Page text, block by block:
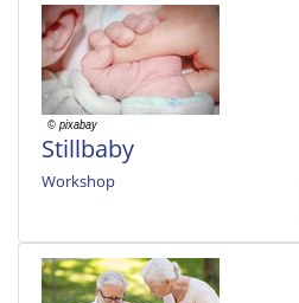
Stillbaby
Workshop